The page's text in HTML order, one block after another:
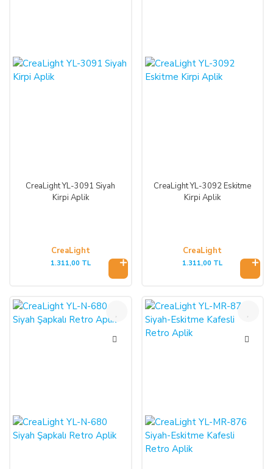
CreaLight YL-3091 Siyah
Kirpi Aplik
CreaLight
1.311,00 TL
CreaLight YL-3092 Eskitme
Kirpi Aplik
CreaLight
1.311,00 TL